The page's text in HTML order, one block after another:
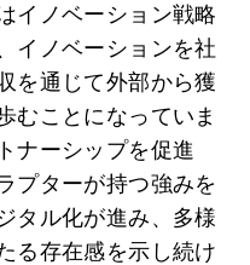
イノベーション戦略
イノベーションを社
を通じて外部から獲
むことになっていま
ナーシップを促進
プターが持つ強みを
タル化が進み、多様
る存在感を示し続け